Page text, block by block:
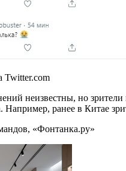
Twitter.com
неизвестны, но зрители
Например, ранее в Китае
«Фонтанка.ру»